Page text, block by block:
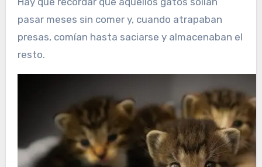
pasar meses sin comer y, cuando atrapaban
presas, comían hasta saciarse y almacenaban el
resto.